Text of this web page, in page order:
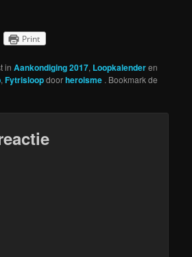
Print
inAankondiging 2017, Loopkalenderen
,Fytrisloopdoorheroisme . Bookmark de